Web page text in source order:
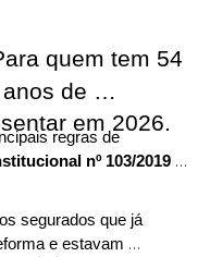
quem tem 54
de
em 2026.
regras de
nº 103/2019
segurados que já
e estavam